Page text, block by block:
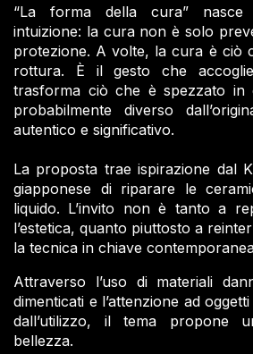
“La forma della cura”
intuizione: la cura non è solo
protezione. A volte, la cura è ciò
rottura. È il gesto che
trasforma ciò che è spezzato in
probabilmente diverso
autentico e significativo.
La proposta trae ispirazione dal
giapponese di riparare le
liquido. L’invito non è tanto a
l’estetica, quanto piuttosto a
la tecnica in chiave
Attraverso l’uso di materiali
dimenticati e l’attenzione ad
dall’utilizzo, il tema propone
bellezza.